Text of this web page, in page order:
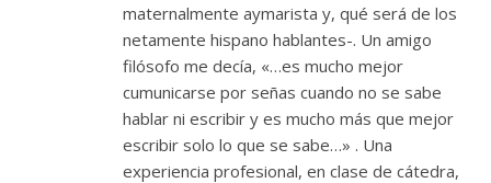
maternalmente aymarista y, qué será de los
netamente hispano hablantes-. Un amigo
filósofo me decía, «…es mucho mejor
cumunicarse por señas cuando no se sabe
hablar ni escribir y es mucho más que mejor
escribir solo lo que se sabe…» . Una
experiencia profesional, en clase de cátedra,